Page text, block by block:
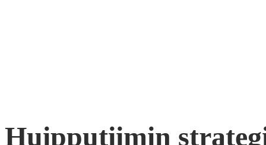
Huipputiimin